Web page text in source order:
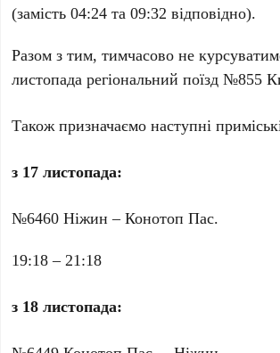
(замість 04:24 та 09:32 відповідно).
Разом з тим, тимчасово не
листопада регіональний поїзд №855
Також призначаємо наступні
з 17 листопада:
№6460 Нiжин – Конотоп Пас.
19:18 – 21:18
з 18 листопада: